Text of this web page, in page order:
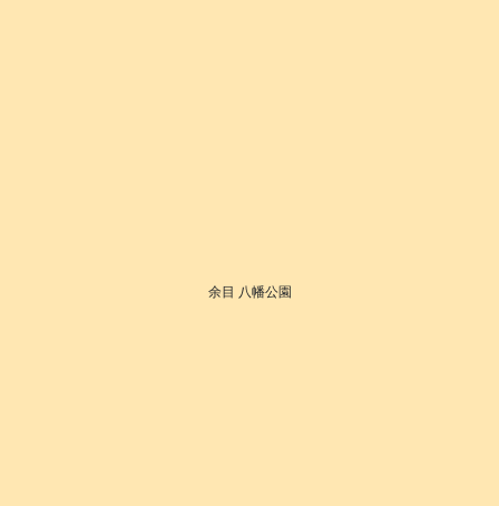
余目 八幡公園